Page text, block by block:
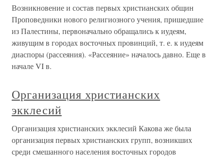
Возникновение и состав первых христианских общин
Проповедники нового религиозного учения, пришедшие
из Палестины, первоначально обращались к иудеям,
живущим в городах восточных провинций, т. е. к иудеям
диаспоры (рассеяния). «Рассеяние» началось давно. Еще в
начале VI в.
Организация христианских
экклесий
Организация христианских экклесий Какова же была
организация первых христианских групп, возникших
среди смешанного населения восточных городов